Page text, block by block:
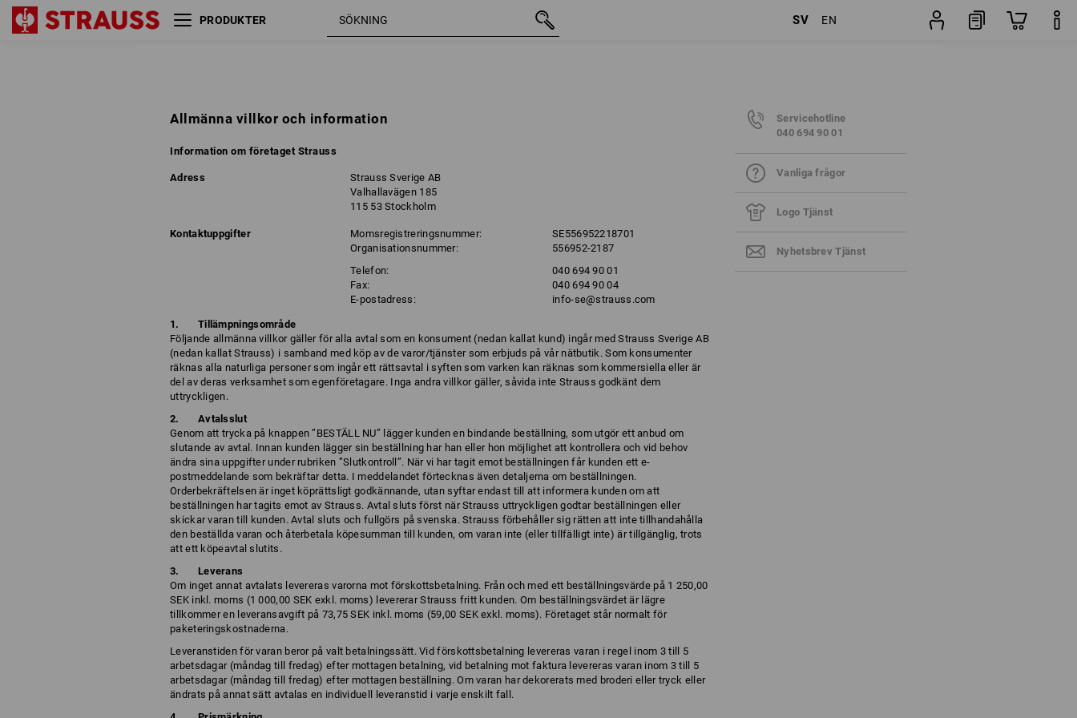
PRODUKTER SV EN
Allmänna villkor och information
Information om företaget Strauss
Adress
Strauss Sverige AB
Valhallavägen 185
115 53 Stockholm
Kontaktuppgifter
Momsregistreringsnummer:
Organisationsnummer:
Telefon:
Fax:
E-postadress:
SE556952218701
556952-2187
040 694 90 01
040 694 90 04
info-se@strauss.com
Tillämpningsområde
Följande allmänna villkor gäller för alla avtal som en konsument (nedan kallat kund) ingår med Strauss Sverige AB
(nedan kallat Strauss) i samband med köp av de varor/tjänster som erbjuds på vår nätbutik. Som konsumenter
räknas alla naturliga personer som ingår ett rättsavtal i syften som varken kan räknas som kommersiella eller är
del av deras verksamhet som egenföretagare. Inga andra villkor gäller, såvida inte Strauss godkänt dem
uttryckligen.
Avtalsslut
Genom att trycka på knappen ”BESTÄLL NU” lägger kunden en bindande beställning, som utgör ett anbud om
slutande av avtal. Innan kunden lägger sin beställning har han eller hon möjlighet att kontrollera och vid behov
ändra sina uppgifter under rubriken ”Slutkontroll”. När vi har tagit emot beställningen får kunden ett e-
postmeddelande som bekräftar detta. I meddelandet förtecknas även detaljerna om beställningen.
Orderbekräftelsen är inget köprättsligt godkännande, utan syftar endast till att informera kunden om att
beställningen har tagits emot av Strauss. Avtal sluts först när Strauss uttryckligen godtar beställningen eller
skickar varan till kunden. Avtal sluts och fullgörs på svenska. Strauss förbehåller sig rätten att inte tillhandahålla
den beställda varan och återbetala köpesumman till kunden, om varan inte (eller tillfälligt inte) är tillgänglig, trots
att ett köpeavtal slutits.
Leverans
Om inget annat avtalats levereras varorna mot förskottsbetalning. Från och med ett beställningsvärde på 1 250,00
SEK inkl. moms (1 000,00 SEK exkl. moms) levererar Strauss fritt kunden. Om beställningsvärdet är lägre
tillkommer en leveransavgift på 73,75 SEK inkl. moms (59,00 SEK exkl. moms). Företaget står normalt för
paketeringskostnaderna.
Leveranstiden för varan beror på valt betalningssätt. Vid förskottsbetalning levereras varan i regel inom 3 till 5
arbetsdagar (måndag till fredag) efter mottagen betalning, vid betalning mot faktura levereras varan inom 3 till 5
arbetsdagar (måndag till fredag) efter mottagen beställning. Om varan har dekorerats med broderi eller tryck eller
ändrats på annat sätt avtalas en individuell leveranstid i varje enskilt fall.
Servicehotline
040 694 90 01
Vanliga frågor
Logo Tjänst
Nyhetsbrev Tjänst